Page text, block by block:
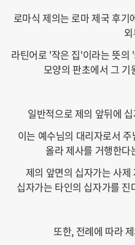
로마식 제의는 로마 제국 후기
라틴어로 '작은 집'이라는 뜻
모양의 판초에서 그
일반적으로 제의 앞뒤에
이는 예수님의 대리자로서
올라 제사를 거행한다
제의 앞면의 십자가는 사
십자가는 타인의 십자가를
또한, 전례에 따라